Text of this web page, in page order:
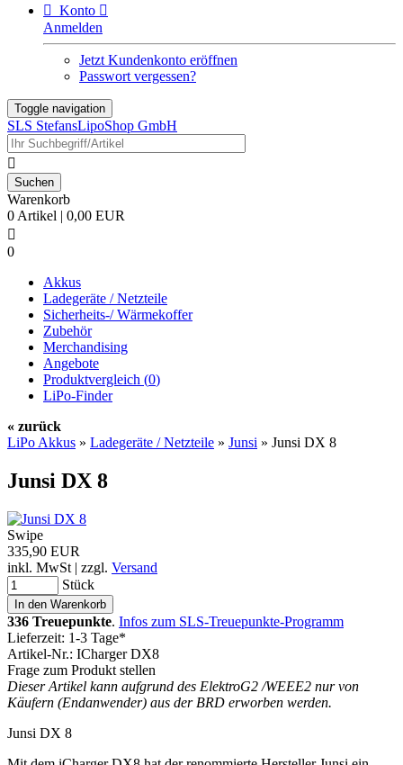
 Konto 
Anmelden
Jetzt Kundenkonto eröffnen
Passwort vergessen?
Toggle navigation
SLS StefansLipoShop GmbH

Warenkorb
0 Artikel | 0,00 EUR

0
Akkus
Ladegeräte / Netzteile
Sicherheits-/ Wärmekoffer
Zubehör
Merchandising
Angebote
Produktvergleich (0)
LiPo-Finder
« zurück
LiPo Akkus » Ladegeräte / Netzteile » Junsi » Junsi DX 8
Junsi DX 8
Swipe
335,90 EUR
inkl. MwSt | zzgl. Versand
Stück
336 Treuepunkte. Infos zum SLS-Treuepunkte-Programm
Lieferzeit: 1-3 Tage*
Artikel-Nr.: ICharger DX8
Frage zum Produkt stellen
Dieser Artikel kann aufgrund des ElektroG2 /WEEE2 nur von
Käufern (Endanwender) aus der BRD erworben werden.
Junsi DX 8